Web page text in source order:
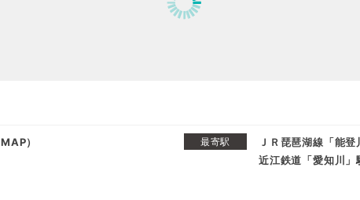
MAP） 最寄駅
ＪＲ琵琶湖線「能登
近江鉄道「愛知川」